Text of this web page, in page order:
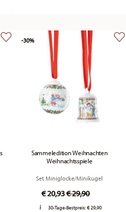
Sammeledition Weihnachten
Weihnachtsspiele
Set Miniglocke/Minikugel
€ 20,93Price reduced
€ 29,90to
30-Tage-Bestpreis:€ 29,90
-30%